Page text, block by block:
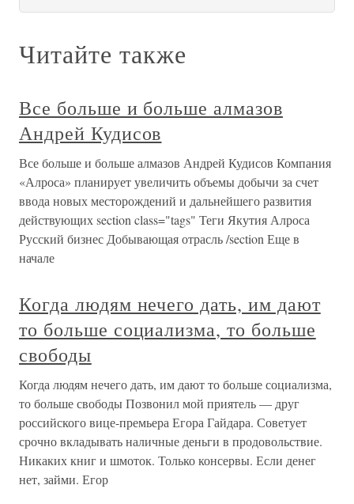
Читайте также
Все больше и больше алмазов
Андрей Кудисов
Все больше и больше алмазов Андрей Кудисов Компания
«Алроса» планирует увеличить объемы добычи за счет
ввода новых месторождений и дальнейшего развития
действующих section class="tags" Теги Якутия Алроса
Русский бизнес Добывающая отрасль /section Еще в
начале
Когда людям нечего дать, им дают
то больше социализма, то больше
свободы
Когда людям нечего дать, им дают то больше социализма,
то больше свободы Позвонил мой приятель — друг
российского вице-премьера Егора Гайдара. Советует
срочно вкладывать наличные деньги в продовольствие.
Никаких книг и шмоток. Только консервы. Если денег
нет, займи. Егор